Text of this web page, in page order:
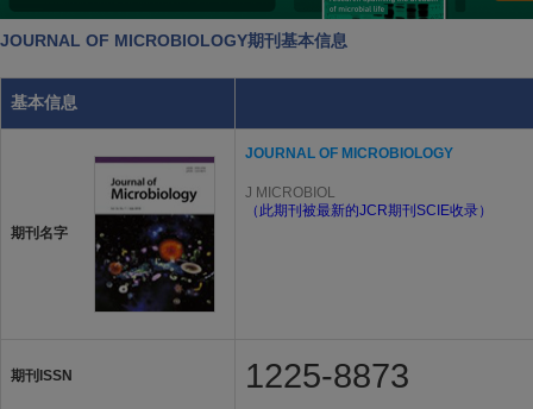
JOURNAL OF MICROBIOLOGY期刊基本信息
基本信息
期刊名字
JOURNAL OF MICROBIOLOGY
J MICROBIOL
（此期刊被最新的JCR期刊SCIE收录）
期刊ISSN 1225-8873